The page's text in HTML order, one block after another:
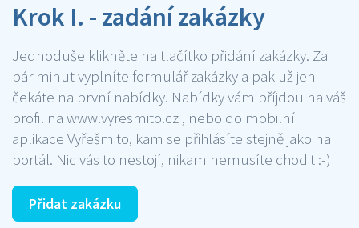
Krok I. - zadání zakázky
Jednoduše klikněte na tlačítko přidání zakázky. Za
pár minut vyplníte formulář zakázky a pak už jen
čekáte na první nabídky. Nabídky vám příjdou na váš
profil na www.vyresmito.cz , nebo do mobilní
aplikace Vyřešmito, kam se přihlásíte stejně jako na
portál. Nic vás to nestojí, nikam nemusíte chodit :-)
Přidat zakázku